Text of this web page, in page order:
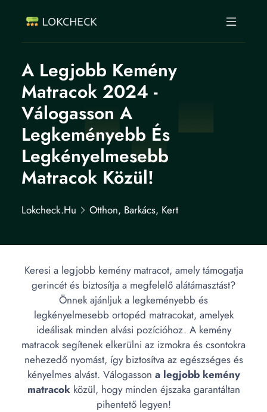
A Legjobb Kemény
Matracok 2024 -
Válogasson A
Legkeményebb És
Legkényelmesebb
Matracok Közül!
Lokcheck.hu Otthon, Barkács, Kert
Keresi a legjobb kemény matracot, amely támogatja
gerincét és biztosítja a megfelelő alátámasztást?
Önnek ajánljuk a legkeményebb és
legkényelmesebb ortopéd matracokat, amelyek
ideálisak minden alvási pozícióhoz. A kemény
matracok segítenek elkerülni az izmokra és csontokra
nehezedő nyomást, így biztosítva az egészséges és
kényelmes alvást. Válogasson a legjobb kemény
matracokközül, hogy minden éjszaka garantáltan
pihentető legyen!